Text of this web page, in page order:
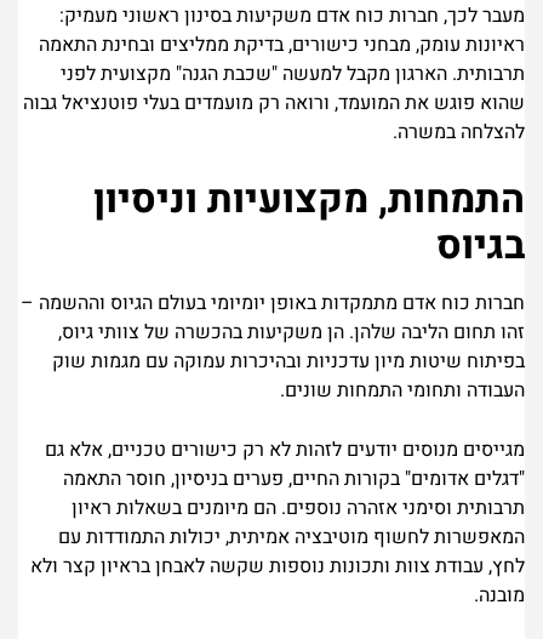
מעבר לכך, חברות כוח אדם משקיעות בסינון ראשוני מעמיק:
ראיונות עומק, מבחני כישורים, בדיקת ממליצים ובחינת התאמה
תרבותית. הארגון מקבל למעשה "שכבת הגנה" מקצועית לפני
שהוא פוגש את המועמד, ורואה רק מועמדים בעלי פוטנציאל גבוה
להצלחה במשרה.
התמחות, מקצועיות וניסיון
בגיוס
חברות כוח אדם מתמקדות באופן יומיומי בעולם הגיוס וההשמה –
זהו תחום הליבה שלהן. הן משקיעות בהכשרה של צוותי גיוס,
בפיתוח שיטות מיון עדכניות ובהיכרות עמוקה עם מגמות שוק
העבודה ותחומי התמחות שונים.
מגייסים מנוסים יודעים לזהות לא רק כישורים טכניים, אלא גם
"דגלים אדומים" בקורות החיים, פערים בניסיון, חוסר התאמה
תרבותית וסימני אזהרה נוספים. הם מיומנים בשאלות ראיון
המאפשרות לחשוף מוטיבציה אמיתית, יכולות התמודדות עם
לחץ, עבודת צוות ותכונות נוספות שקשה לאבחן בראיון קצר ולא
מובנה.